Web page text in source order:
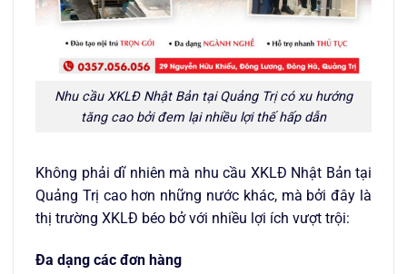
Nhu cầu XKLĐ Nhật Bản tại Quảng Trị có xu hướng
tăng cao bởi đem lại nhiều lợi thế hấp dẫn
Không phải dĩ nhiên mà nhu cầu XKLĐ Nhật Bản tại
Quảng Trị cao hơn những nước khác, mà bởi đây là
thị trường XKLĐ béo bở với nhiều lợi ích vượt trội:
Đa dạng các đơn hàng